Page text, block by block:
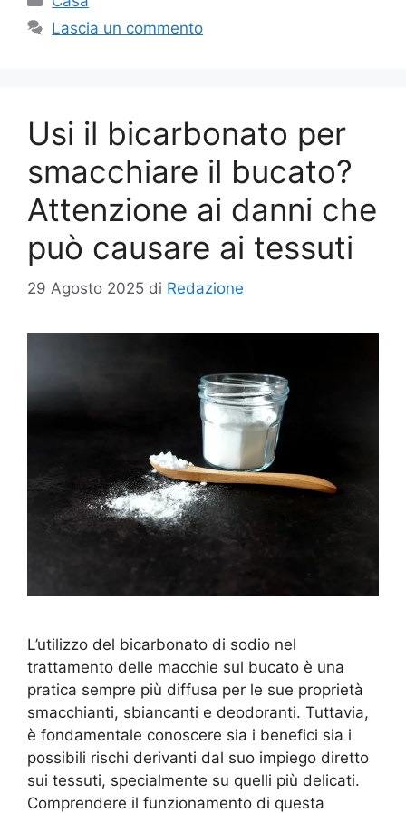
Lascia un commento
Usi il bicarbonato per
smacchiare il bucato?
Attenzione ai danni che
può causare ai tessuti
29 Agosto 2025 di Redazione
L’utilizzo del bicarbonato di sodio nel
trattamento delle macchie sul bucato è una
pratica sempre più diffusa per le sue proprietà
smacchianti, sbiancanti e deodoranti. Tuttavia,
è fondamentale conoscere sia i benefici sia i
possibili rischi derivanti dal suo impiego diretto
sui tessuti, specialmente su quelli più delicati.
Comprendere il funzionamento di questa